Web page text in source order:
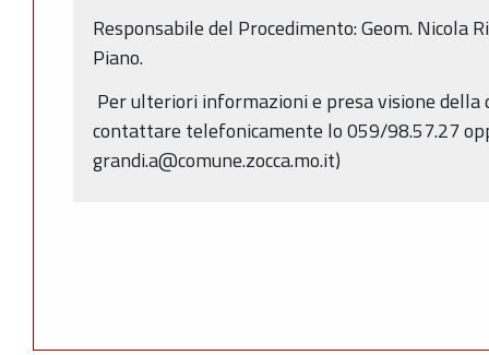
Responsabile del Procedimento: Geom. Nicola
Piano.
Per ulteriori informazioni e presa visione della
contattare telefonicamente lo 059/98.57.27
grandi.a@comune.zocca.mo.it)